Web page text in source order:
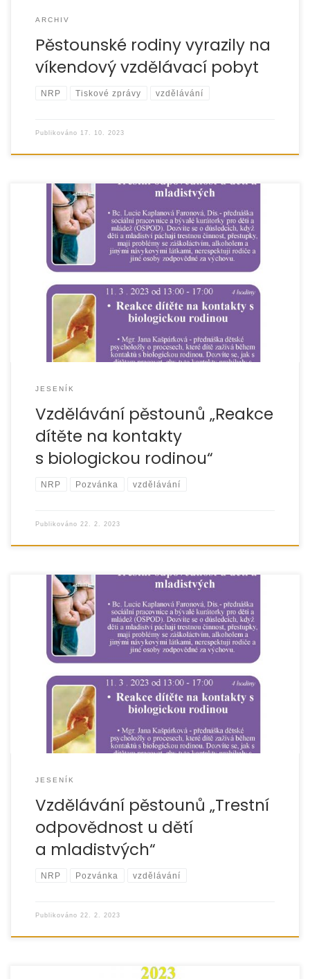
ARCHIV
Pěstounské rodiny vyrazily na
víkendový vzdělávací pobyt
NRP Tiskové zprávy vzdělávání
Publikováno 17. 10. 2023
JESENÍK
Vzdělávání pěstounů „Reakce
dítěte na kontakty
s biologickou rodinou“
NRP Pozvánka vzdělávání
Publikováno 22. 2. 2023
JESENÍK
Vzdělávání pěstounů „Trestní
odpovědnost u dětí
a mladistvých“
NRP Pozvánka vzdělávání
Publikováno 22. 2. 2023